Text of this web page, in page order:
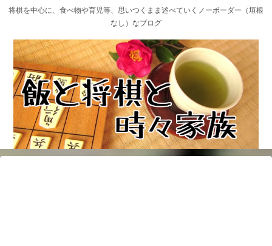
将棋を中心に、食べ物や育児等、思いつくまま述べていくノーボーダー（垣根
なし）なブログ